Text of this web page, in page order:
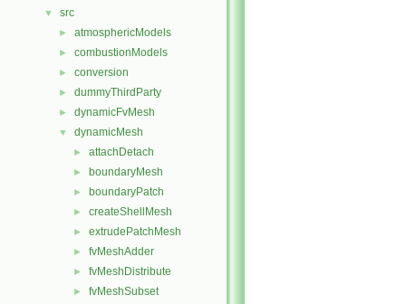
▼ src
► atmosphericModels
► combustionModels
► conversion
► dummyThirdParty
► dynamicFvMesh
▼ dynamicMesh
► attachDetach
► boundaryMesh
► boundaryPatch
► createShellMesh
► extrudePatchMesh
► fvMeshAdder
► fvMeshDistribute
► fvMeshSubset